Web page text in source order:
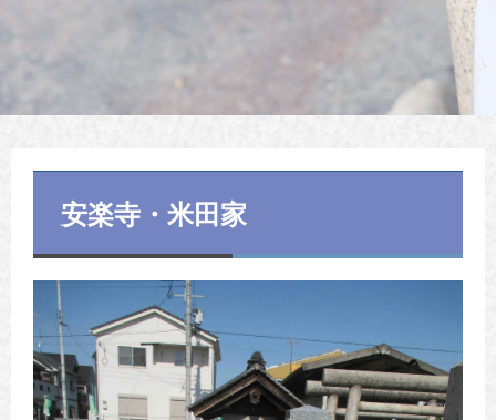
安楽寺・米田家